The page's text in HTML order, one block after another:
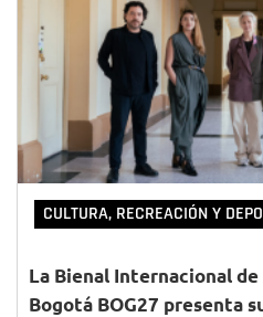
CULTURA, RECREACIÓN Y
La Bienal Internacional
Bogotá BOG27 presenta